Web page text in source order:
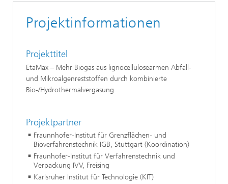
Projektinformationen
Projekttitel
EtaMax – Mehr Biogas aus lignocellulosearmen Abfall-
und Mikroalgenreststoffen durch kombinierte
Bio-/Hydrothermalvergasung
Projektpartner
Fraunnhofer-Institut für Grenzflächen- und
Bioverfahrenstechnik IGB, Stuttgart (Koordination)
Fraunhofer-Institut für Verfahrenstechnik und
Verpackung IVV, Freising
Karlsruher Institut für Technologie (KIT)